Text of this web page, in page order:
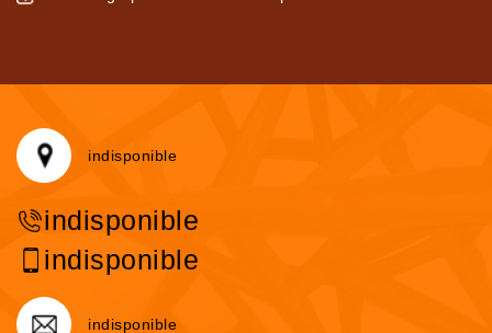
indisponible
indisponible
indisponible
indisponible